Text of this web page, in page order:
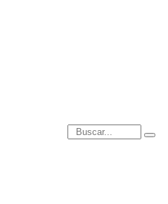
Introduce términos de